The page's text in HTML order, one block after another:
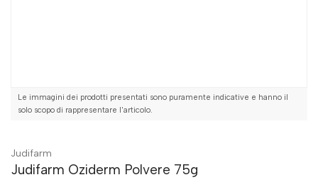
Le immagini dei prodotti presentati sono puramente indicative e hanno il
solo scopo di rappresentare l'articolo.
Judifarm
Judifarm Oziderm Polvere 75g